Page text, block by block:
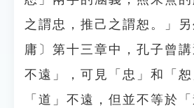
之謂忠，推己之謂恕。」
庸〕第十三章中，孔子曾
不遠」，可見「忠」和「
「道」不遠，但並不等於